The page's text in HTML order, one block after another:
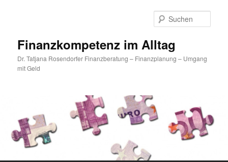
Finanzkompetenz im Alltag
Dr. Tatjana Rosendorfer Finanzberatung – Finanzplanung – Umgang
mit Geld